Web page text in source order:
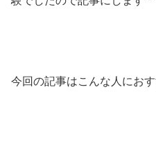
今回の記事はこんな人におす